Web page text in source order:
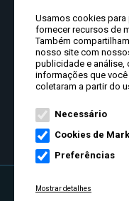
Usamos cookies para
fornecer recursos de
Também
nosso site com
publicidade e análise,
informações que
coletaram a partir do
Necessário
Cookies de
Preferências
Mostrar detalhes